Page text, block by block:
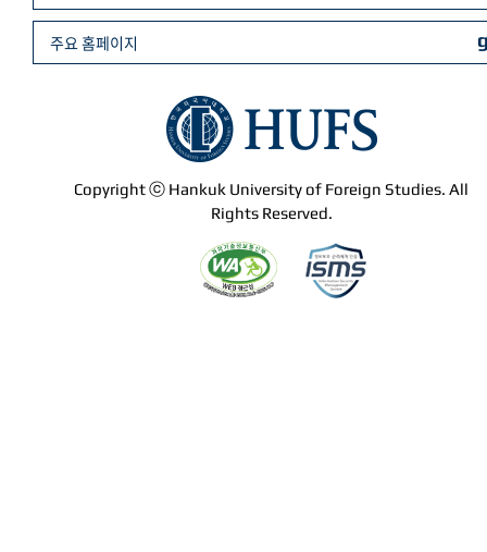
Copyright ⓒ Hankuk University of Foreign Studies. All
Rights Reserved.
주요 홈페이지